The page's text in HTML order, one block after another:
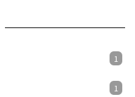
1
1